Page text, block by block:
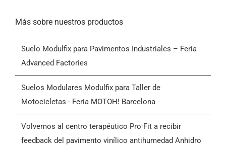
Inicio
Productos
Quiénes somos
Más sobre nuestros productos
Suelo Modulfix para Pavimentos Industriales – Feria
Advanced Factories
Suelos Modulares Modulfix para Taller de
Motocicletas - Feria MOTOH! Barcelona
Volvemos al centro terapéutico Pro·Fit a recibir
feedback del pavimento vinílico antihumedad Anhidro